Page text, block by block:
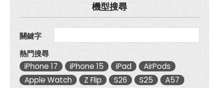
機型搜尋
關鍵字
熱門搜尋
iPhone 17
iPhone 15 iPad
AirPods
Apple Watch
Z Flip S26 S25
A57